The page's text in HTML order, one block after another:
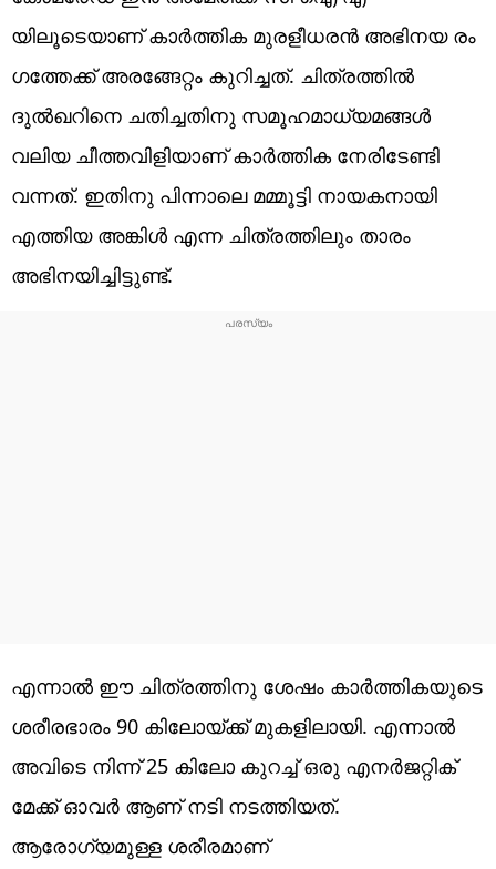
യിലൂടെയാണ് കാർത്തിക മുരളീധരൻ അഭിനയ രം​
ഗത്തേക്ക് അരങ്ങേറ്റം കുറിച്ചത്. ചിത്രത്തിൽ
ദുൽഖറിനെ ചതിച്ചതിനു സമൂഹമാധ്യമങ്ങൾ
വലിയ ചീത്തവിളിയാണ് കാർത്തിക നേരിടേണ്ടി
വന്നത്. ഇതിനു പിന്നാലെ മമ്മൂട്ടി നായകനായി
എത്തിയ അങ്കിൾ എന്ന ചിത്രത്തിലും താരം
അഭിനയിച്ചിട്ടുണ്ട്.
എന്നാൽ ഈ ചിത്രത്തിനു ശേഷം കാർത്തികയുടെ
ശരീരഭാരം 90 കിലോയ്ക്ക് മുകളിലായി. എന്നാൽ
അവിടെ നിന്ന് 25 കിലോ കുറച്ച് ഒരു എനർജറ്റിക്
മേക്ക് ഓവർ ആണ് നടി നടത്തിയത്.
ആരോഗ്യമുള്ള ശരീരമാണ്